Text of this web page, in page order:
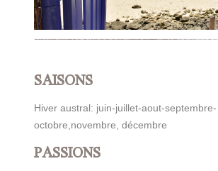
SAISONS
Hiver austral: juin-juillet-aout-septembre-
octobre,novembre, décembre
PASSIONS